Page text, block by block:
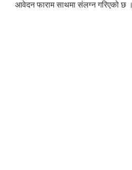
आवेदन फाराम साथमा संलग्न गरिएको छ ।